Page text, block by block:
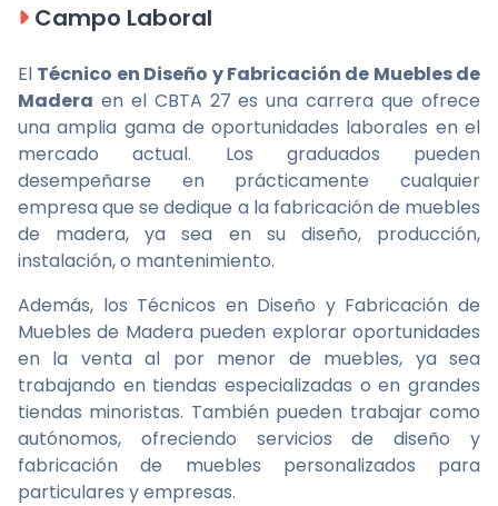
Campo Laboral
El Técnico en Diseño y Fabricación de Muebles de
Madera en el CBTA 27 es una carrera que ofrece
una amplia gama de oportunidades laborales en el
mercado actual. Los graduados pueden
desempeñarse en prácticamente cualquier
empresa que se dedique a la fabricación de muebles
de madera, ya sea en su diseño, producción,
instalación, o mantenimiento.
Además, los Técnicos en Diseño y Fabricación de
Muebles de Madera pueden explorar oportunidades
en la venta al por menor de muebles, ya sea
trabajando en tiendas especializadas o en grandes
tiendas minoristas. También pueden trabajar como
autónomos, ofreciendo servicios de diseño y
fabricación de muebles personalizados para
particulares y empresas.